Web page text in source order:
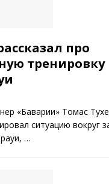
про
тренировку
«Баварии» Томас
ситуацию вокруг
…